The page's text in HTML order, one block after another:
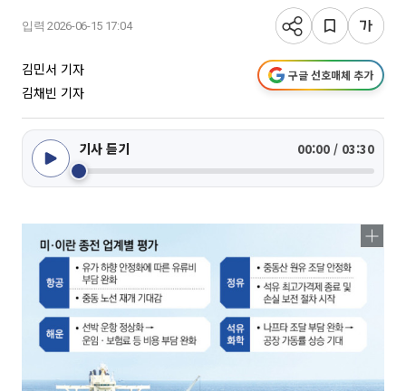
입력 2026-06-15 17:04
김민서 기자
김채빈 기자
구글 선호매체 추가
기사 듣기 00:00 / 03:30